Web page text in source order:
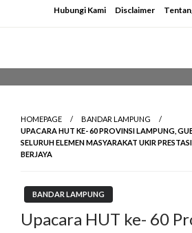
to
Hubungi Kami Disclaimer
HOMEPAGE
BANDAR LAMPUNG
UPACARA HUT KE- 60 PROVINSI LAMPUNG,
SELURUH ELEMEN MASYARAKAT UKIR
BERJAYA
BANDAR LAMPUNG
Upacara HUT ke- 60